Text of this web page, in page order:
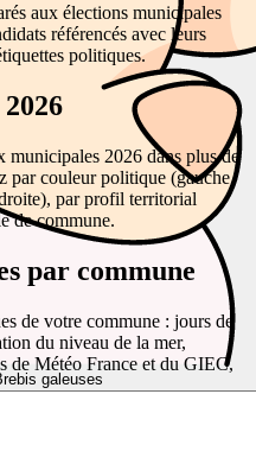
galeuses
aux élections municipales
référencés avec leurs
politiques.
municipales 2026 dans plus de
par couleur politique (gauche,
par profil territorial
de commune.
par commune
de votre commune : jours de
du niveau de la mer,
de Météo France et du GIEC,